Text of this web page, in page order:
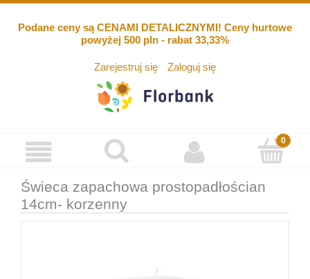
Podane ceny są CENAMI DETALICZNYMI! Ceny hurtowe
powyżej 500 pln - rabat 33,33%
Zarejestruj się Zaloguj się
Świeca zapachowa prostopadłościan
14cm- korzenny